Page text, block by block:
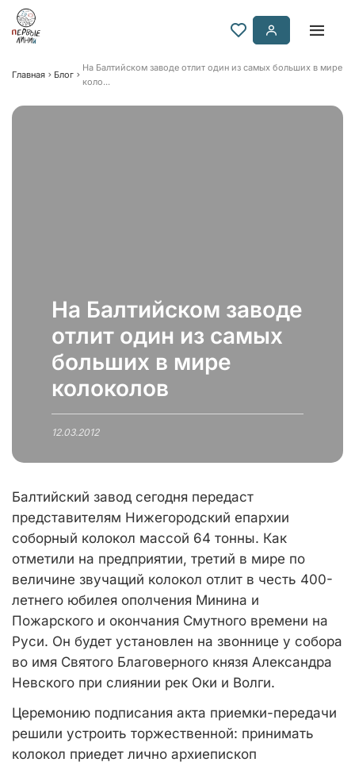
Главная Блог
На Балтийском заводе отлит один из самых больших в мире
коло...
На Балтийском заводе
отлит один из самых
больших в мире
колоколов
12.03.2012
Балтийский завод сегодня передаст
представителям Нижегородский епархии
соборный колокол массой 64 тонны. Как
отметили на предприятии, третий в мире по
величине звучащий колокол отлит в честь 400-
летнего юбилея ополчения Минина и
Пожарского и окончания Смутного времени на
Руси. Он будет установлен на звоннице у собора
во имя Святого Благоверного князя Александра
Невского при слиянии рек Оки и Волги.
Церемонию подписания акта приемки-передачи
решили устроить торжественной: принимать
колокол приедет лично архиепископ